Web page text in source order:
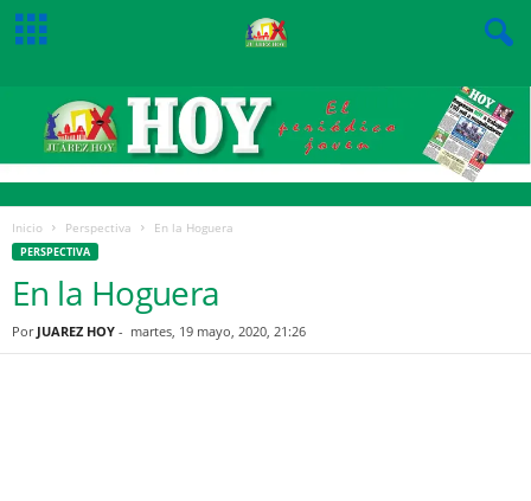
Inicio Perspectiva En la Hoguera
PERSPECTIVA
En la Hoguera
Por JUAREZ HOY - martes, 19 mayo, 2020, 21:26